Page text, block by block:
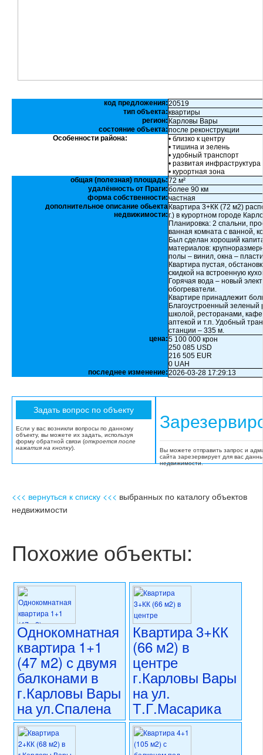
код предложения:20519
тип объекта:квартиры
регион: Карловы Вары
состояние объекта:после реконструкции
Особенности района:
• близко к центру
• тишина и зелень
• удобный транспорт
• развитая инфраструктура
• курортная зона
общая (полезная) площадь:72 м²
удалённость от Праги:более 90 км
форма собственности:частная
дополнительное описание обьекта
недвижимости:
Квартира 3+КК (72 м2)
г.) в курортном городе
Планировка: 2 спальни,
ванная комната с ванной,
Был сделан хороший
материалов:
полы – винил, окна –
Квартира пустая,
скидкой на встроенную
Горячая вода – новый
обогреватели.
Квартире принадлежит
Благоустроенный зеленый
школой, ресторанами,
аптекой и т.п. Удобный
станции – 335 м.
цена:5 100 000 крон
250 085 USD
216 505 EUR
0 UAH
последнее изменение:2026-03-28 17:29:13
Если у вас возникли вопросы по данному
объекту, вы можете их задать, используя
форму обратной связи (откроется после
нажатия на кнопку).
Вы можете отправить запрос и
сайта зарезервирует для вас
недвижимости.
<<< вернуться к списку <<< выбранных по каталогу объектов
недвижимости
Похожие объекты:
Однокомнатная
квартира 1+1
(47 м2) с двумя
балконами в
г.Карловы Вары
на ул.Спалена
4 390 000 CZK
регион:Карловы Вары
раздел: квартиры
Квартира 3+КК
(66 м2) в
центре
г.Карловы Вары
на ул.
Т.Г.Масарика
5 500 000 CZK
регион:Карловы Вары
раздел: квартиры